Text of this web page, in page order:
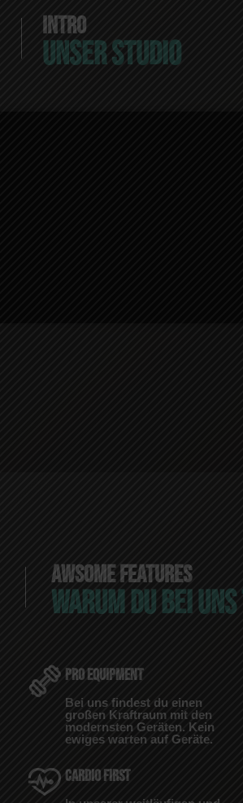
INTRO
UNSER STUDIO
AWSOME FEATURES
WARUM DU BEI
PRO EQUIPMENT
Bei uns findest du einen
großen Kraftraum mit den
modernsten Geräten. Kein
ewiges warten auf Geräte.
CARDIO FIRST